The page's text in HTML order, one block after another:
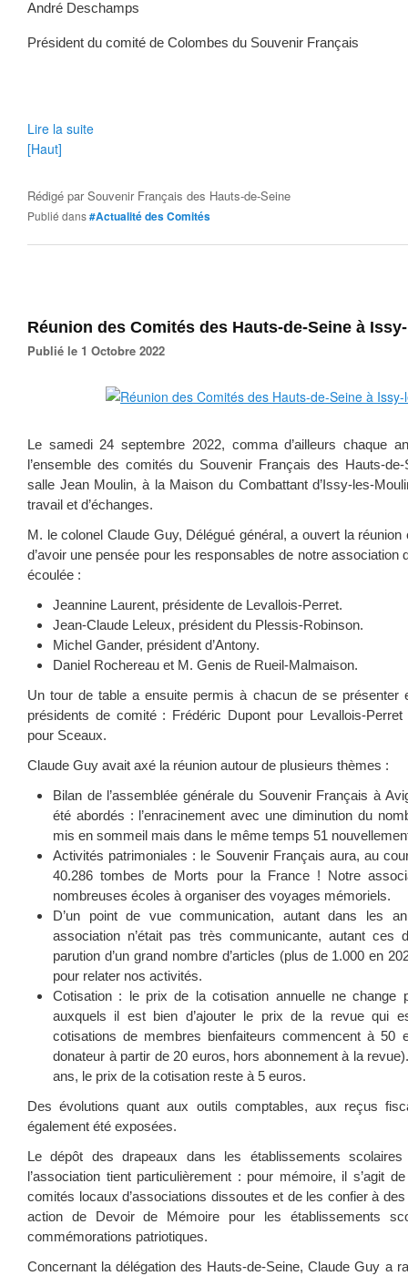
André Deschamps
Président du comité de Colombes du Souvenir Français
Lire la suite
[Haut]
Rédigé parSouvenir Français des Hauts-de-Seine
Publié dans#Actualité des Comités
Réunion des Comités des Hauts-de-Seine à
Publié le 1 Octobre 2022
Le samedi 24 septembre 2022, comma d’ailleurs chaque
l’ensemble des comités du Souvenir Français des Hauts-
salle Jean Moulin, à la Maison du Combattant d’Issy-les-
travail et d’échanges.
M. le colonel Claude Guy, Délégué général, a ouvert la
d’avoir une pensée pour les responsables de notre association
écoulée :
Jeannine Laurent, présidente de Levallois-Perret.
Jean-Claude Leleux, président du Plessis-Robinson.
Michel Gander, président d’Antony.
Daniel Rochereau et M. Genis de Rueil-Malmaison.
Un tour de table a ensuite permis à chacun de se présenter
présidents de comité : Frédéric Dupont pour Levallois-
pour Sceaux.
Claude Guy avait axé la réunion autour de plusieurs thèmes :
Bilan de l’assemblée générale du Souvenir Français à
été abordés : l’enracinement avec une diminution du
mis en sommeil mais dans le même temps 51
Activités patrimoniales : le Souvenir Français aura, au
40.286 tombes de Morts pour la France ! Notre
nombreuses écoles à organiser des voyages mémoriels.
D’un point de vue communication, autant dans les
association n’était pas très communicante, autant ces
parution d’un grand nombre d’articles (plus de 1.000 en
pour relater nos activités.
Cotisation : le prix de la cotisation annuelle ne
auxquels il est bien d’ajouter le prix de la revue qui
cotisations de membres bienfaiteurs commencent à 50
donateur à partir de 20 euros, hors abonnement à la
ans, le prix de la cotisation reste à 5 euros.
Des évolutions quant aux outils comptables, aux reçus
également été exposées.
Le dépôt des drapeaux dans les établissements
l’association tient particulièrement : pour mémoire, il s’agit
comités locaux d’associations dissoutes et de les confier à
action de Devoir de Mémoire pour les établissements
commémorations patriotiques.
Concernant la délégation des Hauts-de-Seine, Claude Guy a